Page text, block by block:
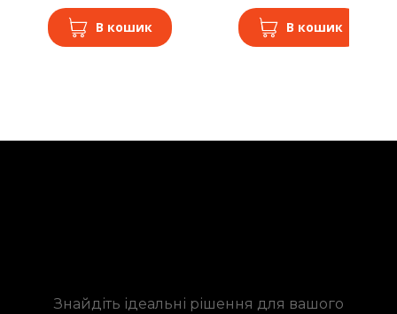
В кошик В кошик
Знайдіть ідеальні рішення для вашого